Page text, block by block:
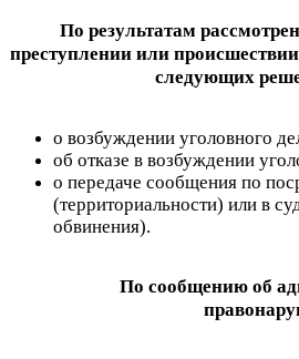
По результатам
преступлении или
следующих
о возбуждении уголовного
об отказе в возбуждении
о передаче сообщения по
(территориальности) или в
обвинения).
По сообщению об